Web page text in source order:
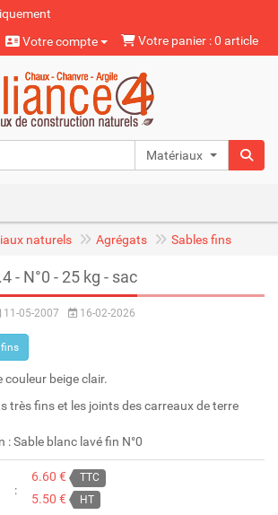
Votre compte
Votre panier : 0 article
Matériaux naturels
naturels Agrégats Sables fins
- N°0 - 25 kg - sac
11-05-2007 16-02-2026
couleur beige clair.
très fins et les joints des carreaux de terre
: Sable blanc lavé fin N°0
6.60 € TTC
5.50 € HT